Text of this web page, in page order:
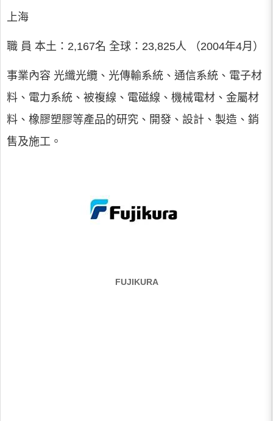
上海
職 員 本土：2,167名 全球：23,825人 （2004年4月）
事業內容 光纖光纜、光傳輸系統、通信系統、電子材
料、電力系統、被複線、電磁線、機械電材、金屬材
料、橡膠塑膠等產品的研究、開發、設計、製造、銷
售及施工。
FUJIKURA